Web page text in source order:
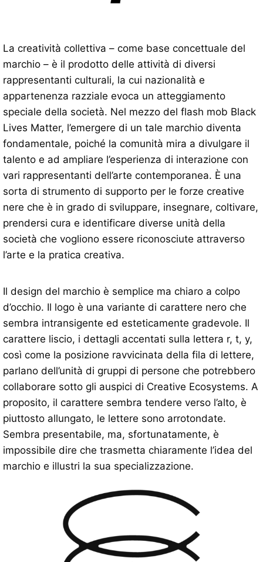
La creatività collettiva – come base concettuale del
marchio – è il prodotto delle attività di diversi
rappresentanti culturali, la cui nazionalità e
appartenenza razziale evoca un atteggiamento
speciale della società. Nel mezzo del flash mob Black
Lives Matter, l’emergere di un tale marchio diventa
fondamentale, poiché la comunità mira a divulgare il
talento e ad ampliare l’esperienza di interazione con
vari rappresentanti dell’arte contemporanea. È una
sorta di strumento di supporto per le forze creative
nere che è in grado di sviluppare, insegnare, coltivare,
prendersi cura e identificare diverse unità della
società che vogliono essere riconosciute attraverso
l’arte e la pratica creativa.
Il design del marchio è semplice ma chiaro a colpo
d’occhio. Il logo è una variante di carattere nero che
sembra intransigente ed esteticamente gradevole. Il
carattere liscio, i dettagli accentati sulla lettera r, t, y,
così come la posizione ravvicinata della fila di lettere,
parlano dell’unità di gruppi di persone che potrebbero
collaborare sotto gli auspici di Creative Ecosystems. A
proposito, il carattere sembra tendere verso l’alto, è
piuttosto allungato, le lettere sono arrotondate.
Sembra presentabile, ma, sfortunatamente, è
impossibile dire che trasmetta chiaramente l’idea del
marchio e illustri la sua specializzazione.